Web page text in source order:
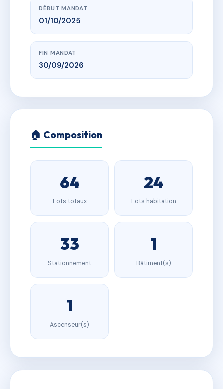
DÉBUT MANDAT
01/10/2025
FIN MANDAT
30/09/2026
🏠 Composition
64
Lots totaux
24
Lots habitation
33
Stationnement
1
Bâtiment(s)
1
Ascenseur(s)